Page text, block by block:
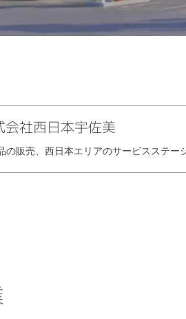
会社西日本宇佐美
の販売、西日本エリアのサービスステー